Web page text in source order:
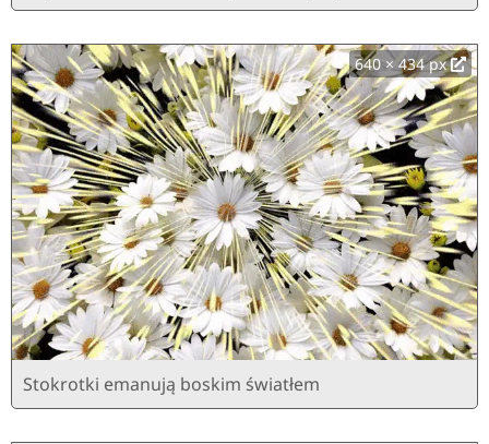
640 × 434 px
Stokrotki emanują boskim światłem